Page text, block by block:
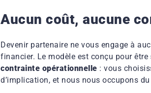
Aucun coût, aucune
Devenir partenaire ne vous engage à
financier. Le modèle est conçu pour être
contrainte opérationnelle : vous
d’implication, et nous nous occupons du